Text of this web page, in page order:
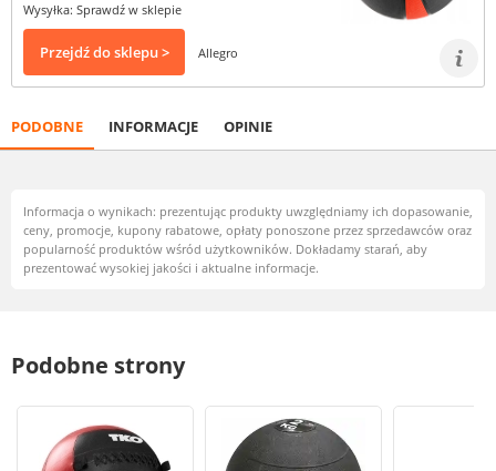
Wysyłka: Sprawdź w sklepie
Przejdź do sklepu > Allegro
PODOBNE INFORMACJE OPINIE
Informacja o wynikach: prezentując produkty uwzględniamy ich dopasowanie,
ceny, promocje, kupony rabatowe, opłaty ponoszone przez sprzedawców oraz
popularność produktów wśród użytkowników. Dokładamy starań, aby
prezentować wysokiej jakości i aktualne informacje.
Podobne strony